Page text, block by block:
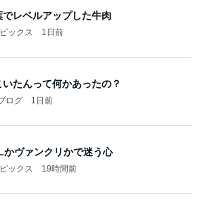
でレベルアップした牛肉
ックス 1日前
いたんって何かあったの？
ログ 1日前
かヴァンクリかで迷う心
ックス 19時間前